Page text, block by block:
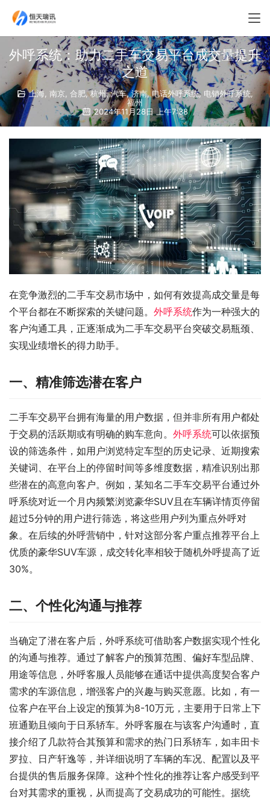
外呼系统：助力二手车交易平台成交量提升
之道
上海 南京 合肥,杭州,汽车,济南,电话外呼系统, 电销外呼系统,
福州
2024年11月28日 上午7:38
在竞争激烈的二手车交易市场中，如何有效提高成交量是每
个平台都在不断探索的关键问题。 外呼系统作为一种强大的
客户沟通工具，正逐渐成为二手车交易平台突破交易瓶颈、
实现业绩增长的得力助手。
一、精准筛选潜在客户
二手车交易平台拥有海量的用户数据，但并非所有用户都处
于交易的活跃期或有明确的购车意向。 外呼系统可以依据预
设的筛选条件，如用户浏览特定车型的历史记录、近期搜索
关键词、在平台上的停留时间等多维度数据，精准识别出那
些潜在的高意向客户。例如，某知名二手车交易平台通过外
呼系统对近一个月内频繁浏览豪华SUV且在车辆详情页停留
超过5分钟的用户进行筛选，将这些用户列为重点外呼对
象。在后续的外呼营销中，针对这部分客户重点推荐平台上
优质的豪华SUV车源，成交转化率相较于随机外呼提高了近
30%。
二、个性化沟通与推荐
当确定了潜在客户后，外呼系统可借助客户数据实现个性化
的沟通与推荐。通过了解客户的预算范围、偏好车型品牌、
用途等信息，外呼客服人员能够在通话中提供高度契合客户
需求的车源信息，增强客户的兴趣与购买意愿。比如，有一
位客户在平台上设定的预算为8-10万元，主要用于日常上下
班通勤且倾向于日系轿车。外呼客服在与该客户沟通时，直
接介绍了几款符合其预算和需求的热门日系轿车，如丰田卡
罗拉、日产轩逸等，并详细说明了车辆的车况、配置以及平
台提供的售后服务保障。这种个性化的推荐让客户感受到平
台对其需求的重视，从而提高了交易成功的可能性。据统